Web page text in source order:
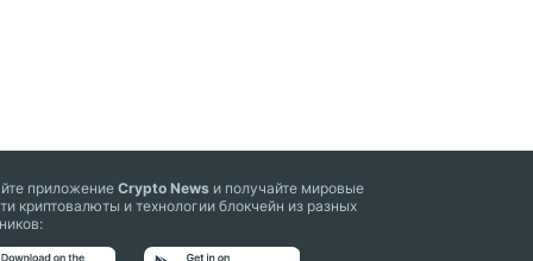
приложениеCrypto News и получайте мировые
криптовалюты и технологии блокчейн из разных